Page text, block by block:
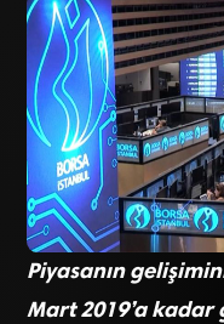
Piyasanın
Mart 2019’a kadar